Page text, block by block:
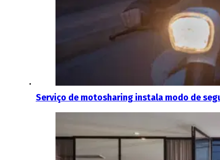
Serviço de motosharing instala modo de